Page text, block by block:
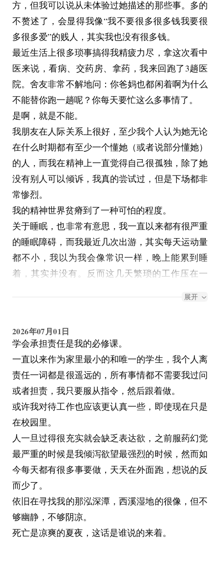
方，但我可以说从未体验过她描述的那些事。多的
不赘述了，会显得我像“我不要很多很多钱我要很
多很多爱”的贱人，其实我也没有很多钱。
最近生活上很多琐事搞得我精疲力尽，拿这次看中
医来说，看病、交药房、拿药，我来回跑了3趟医
院。舍友非常不解地问：你爸妈也都闲着啊为什么
不能替你跑一趟呢？你每天要忙这么多事情了。
是啊，就是不能。
我朋友在人际关系上很好，至少我个人认为她无论
在什么时期都有至少一个懂她（或者说部分懂她）
的人，而我在精神上一直觉得自己很孤独，除了她
没有别人可以倾诉，我真的尝试过，但是下场都非
常惨烈。
我的精神世界贫瘠到了一种可怕的程度。
关于睡眠，也非常有意思，我一直以来都有很严重
的睡眠障碍，而我最近几次出游，其实每天运动量
都不小，我以为我会像常识一样，晚上能累到睡
着，其实并没有。反而这几天繁琐的工作压在一
时能入眠。也就是说，真正影响我睡眠的并不是肉
体，而是精神上的疲惫。
我要怎么让自己在精神上疲惫起来呢？
展开
2026年07月01日
学会承担责任是我的必修课。
一直以来作为家里最小的和唯一的学生，我个人离
责任一词都是很遥远的，所有事情都不需要我过问
或者担责，我只要服从指令，然后跟着做。
或许我对待工作也应该更认真一些，即使现在只是
在校园里。
人一旦过得很充实就会缺乏表达欲，之前服药幻觉
最严重的时候是我倾泻欲望最强烈的时候，然而如
今每天都有很多事要做，天天在外面跑，想说的反
而少了。
依旧在寻找我的那泓深潭，西溪湿地的很像，但不
够幽静，不够阴凉。
死亡是凉爽的夏夜，这话是谁说的来着。